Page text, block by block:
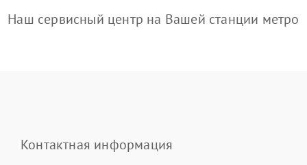
Наш сервисный центр на Вашей станции метро
Контактная информация